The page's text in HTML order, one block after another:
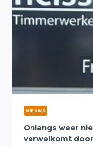
1
JEUGD
NIEUWS
Onlangs weer
verwelkomt door